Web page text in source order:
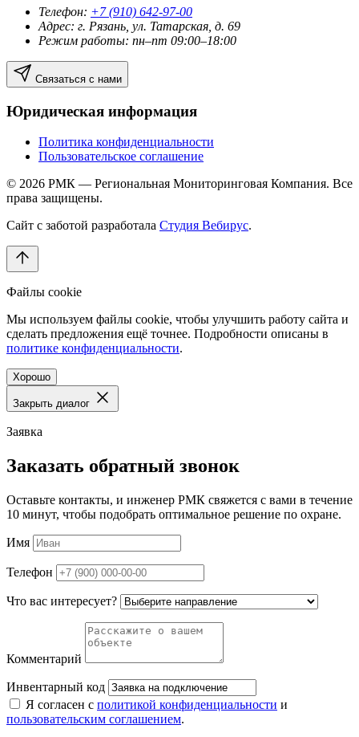
Телефон: +7 (910) 642-97-00
Адрес: г. Рязань, ул. Татарская, д. 69
Режим работы: пн–пт 09:00–18:00
Связаться с нами
Юридическая информация
Политика конфиденциальности
Пользовательское соглашение
© 2026 РМК — Региональная Мониторинговая Компания. Все
права защищены.
Сайт с заботой разработала Студия Вебирус.
Файлы cookie
Мы используем файлы cookie, чтобы улучшить работу сайта и
сделать предложения ещё точнее. Подробности описаны в
политике конфиденциальности.
Хорошо
Закрыть диалог
Заявка
Заказать обратный звонок
Оставьте контакты, и инженер РМК свяжется с вами в течение
10 минут, чтобы подобрать оптимальное решение по охране.
Имя
Телефон
Что вас интересует?
Комментарий
Инвентарный код
Я согласен с политикой конфиденциальности и
пользовательским соглашением.